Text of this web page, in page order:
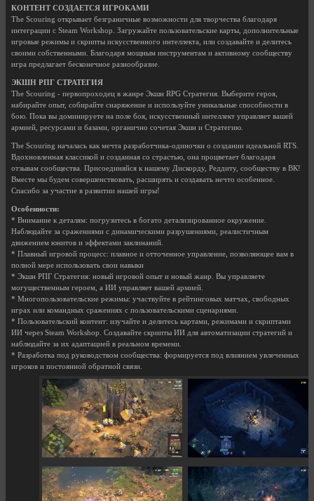
КОНТЕНТ СОЗДАЕТСЯ ИГРОКАМИ
The Scouring открывает безграничные возможности для творчества благодаря
интеграции с Steam Workshop. Загружайте пользовательские карты, дополнительные
игровые режимы и скрипты искусственного интеллекта, или создавайте и делитесь
своими собственными. Благодаря мощным инструментам и активному сообществу
игра предлагает бесконечное разнообразие.
ЭКШН РПГ СТРАТЕГИЯ
The Scouring - первопроходец в жанре Экшн RPG Стратегия. Выберите героя,
набирайте опыт, собирайте снаряжение и используйте уникальные способности в
бою. Пока вы доминируете на поле боя, искусственный интеллект управляет вашей
армией, ресурсами и базами, органично сочетая Экшн и Стратегию.
The Scouring началась как мечта разработчика-одиночки о создании идеальной RTS.
Вдохновленная классикой и созданная со страстью, она процветает благодаря
отзывам сообщества. Присоединяйся к нашему Дискорду, Реддиту, сообществу в ВК!
Вместе мы будем совершенствовать, расширять и создавать нечто особенное.
Спасибо за участие в развитии нашей игры!
Особенности:
* Внимание к деталям: погрузитесь в богато детализированное окружение.
Наблюдайте за сражениями с динамическими разрушениями, реалистичным
движением юнитов и эффектами заклинаний.
* Плавный игровой процесс: плавное и отточенное управление, позволяющее вам в
полной мере использовать свои навыки
* Экшн РПГ Стратегия: новый игровой опыт и новый жанр. Вы управляете
могущественным героем, а ИИ управляет вашей армией.
* Многопользовательские режимы: участвуйте в рейтинговых матчах, свободных
играх или командных сражениях с пользовательскими сценариями.
* Пользовательский контент: изучайте и делитесь картами, режимами и скриптами
ИИ через Steam Workshop. Создавайте скрипты ИИ для автоматизации стратегий и
наблюдайте за их адаптацией в реальном времени.
* Разработка под руководством сообщества: формируется под влиянием увлеченных
игроков и постоянной обратной связи.